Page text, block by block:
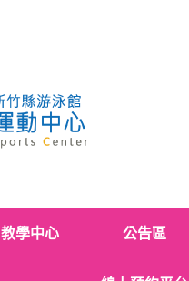
教學中心 公告區